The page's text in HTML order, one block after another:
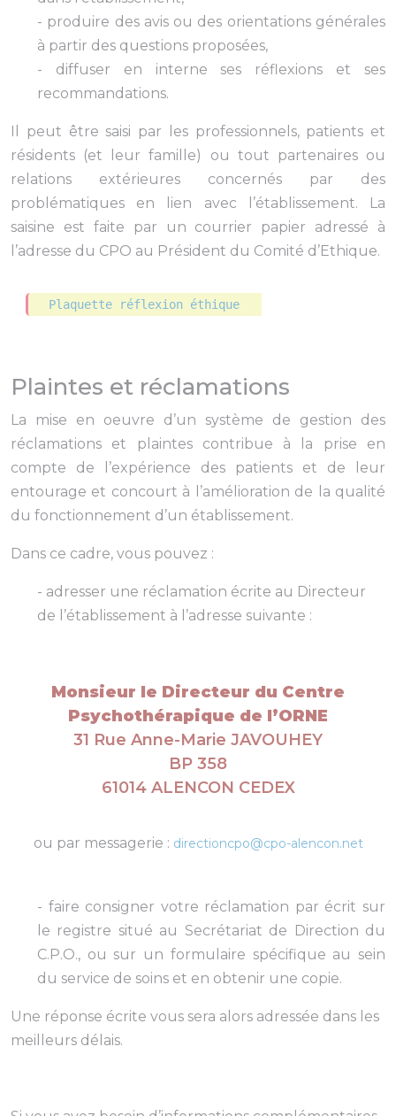
- produire des avis ou des orientations générales
à partir des questions proposées,
- diffuser en interne ses réflexions et ses
recommandations.
Il peut être saisi par les professionnels, patients et
résidents (et leur famille) ou tout partenaires ou
relations extérieures concernés par des
problématiques en lien avec l’établissement. La
saisine est faite par un courrier papier adressé à
l’adresse du CPO au Président du Comité d’Ethique.
Plaquette réflexion éthique
Plaintes et réclamations
La mise en oeuvre d’un système de gestion des
réclamations et plaintes contribue à la prise en
compte de l’expérience des patients et de leur
entourage et concourt à l’amélioration de la qualité
du fonctionnement d’un établissement.
Dans ce cadre, vous pouvez :
- adresser une réclamation écrite au Directeur
de l’établissement à l’adresse suivante :
Monsieur le Directeur du Centre
Psychothérapique de l’ORNE
31 Rue Anne-Marie JAVOUHEY
BP 358
61014 ALENCON CEDEX
ou par messagerie : directioncpo@cpo-alencon.net
- faire consigner votre réclamation par écrit sur
le registre situé au Secrétariat de Direction du
C.P.O., ou sur un formulaire spécifique au sein
du service de soins et en obtenir une copie.
Une réponse écrite vous sera alors adressée dans les
meilleurs délais.